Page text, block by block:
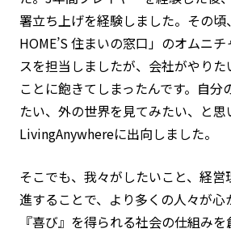
署立ち上げを経験しました。その頃
HOME’S 住まいの窓口」のオムニ
スを担当しましたが、会社がやり
ことに飽きてしまったんです。自分
たい、外の世界を見てみたい、と思
LivingAnywhereに出向しました。
そこでも、我々がしたいこと、経
進することで、より多くの人々が心
『喜び』を得られる社会の仕組み